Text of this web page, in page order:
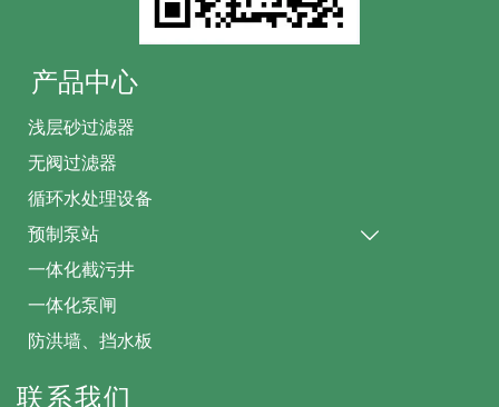
产品中心
浅层砂过滤器
无阀过滤器
循环水处理设备
预制泵站

一体化截污井
一体化泵闸
防洪墙、挡水板
联系我们